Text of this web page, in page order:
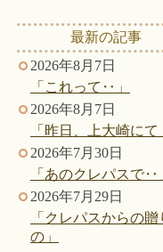
最新の記事
2026年8月7日
「これって‥」
2026年8月7日
「昨日、上大崎にて
2026年7月30日
「あのクレパスで‥
2026年7月29日
「クレパスからの贈
の」